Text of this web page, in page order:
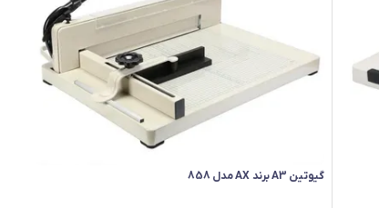
گیوتین A3 برند AX مدل 858